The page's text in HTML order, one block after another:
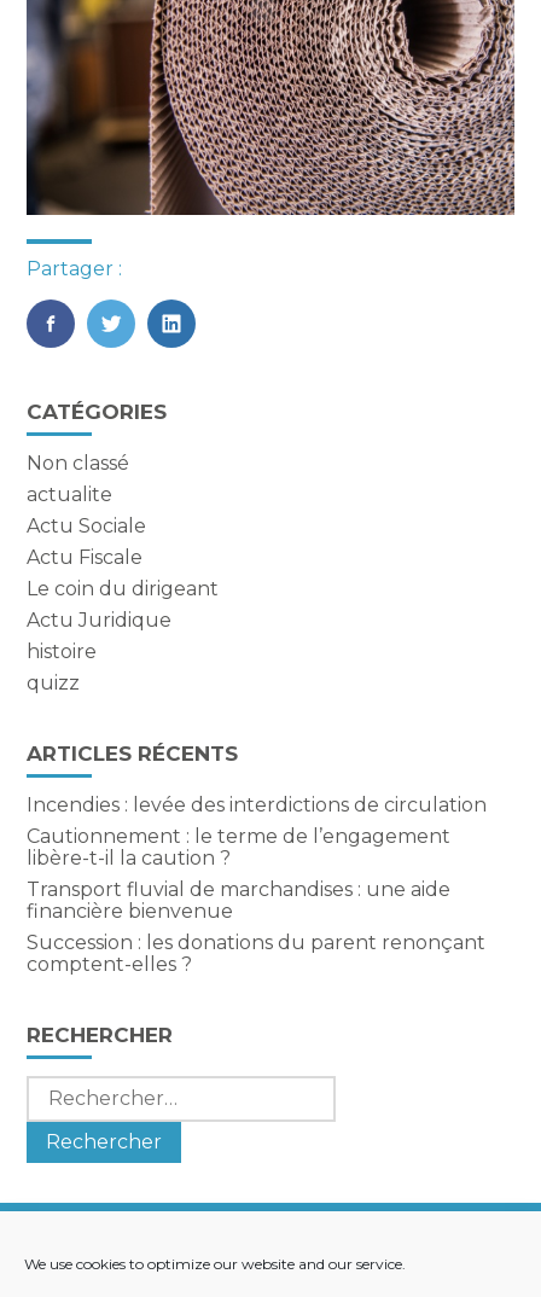
We use cookies to optimize our website and our service.
Partager :
FaceBook
TwitterLinkedIn
Blog
sidebar
CATÉGORIES
Non classé
actualite
Actu Sociale
Actu Fiscale
Le coin du dirigeant
Actu Juridique
histoire
quizz
ARTICLES RÉCENTS
Incendies : levée des interdictions de circulation
Cautionnement : le terme de l’engagement
libère-t-il la caution ?
Transport fluvial de marchandises : une aide
financière bienvenue
Succession : les donations du parent renonçant
comptent-elles ?
RECHERCHER
Rechercher :